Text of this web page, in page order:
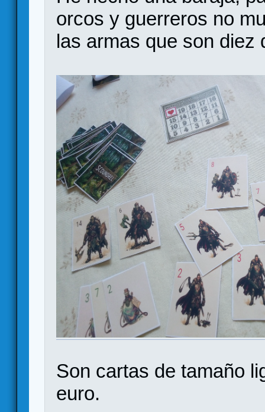
orcos y guerreros no
las armas que son diez
Son cartas de tamaño
euro.